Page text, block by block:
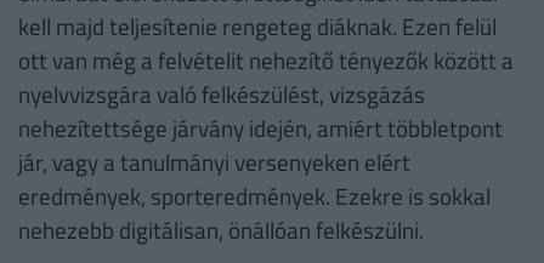
Magyarországon, hogy már igen fiatalon meglehetősen
nagy sikereket ért el; mit szólt ahhoz, hogy az MNB több
képét is megvásárolta, vagy hogy mi a véleménye arról,
a magyar piac meddig fogja még elbírni a festményei
rohamos árnövekedését.
kell majd teljesítenie rengeteg diáknak. Ezen felül
ott van még a felvételit nehezítő tényezők között a
nyelvvizsgára való felkészülést, vizsgázás
nehezítettsége járvány idején, amiért többletpont
jár, vagy a tanulmányi versenyeken elért
eredmények, sporteredmények. Ezekre is sokkal
nehezebb digitálisan, önállóan felkészülni.